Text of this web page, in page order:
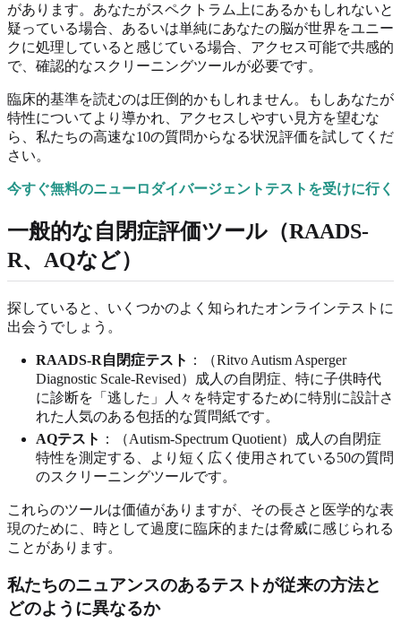
があります。あなたがスペクトラム上にあるかもしれないと
疑っている場合、あるいは単純にあなたの脳が世界をユニー
クに処理していると感じている場合、アクセス可能で共感的
で、確認的なスクリーニングツールが必要です。
臨床的基準を読むのは圧倒的かもしれません。もしあなたが
特性についてより導かれ、アクセスしやすい見方を望むな
ら、私たちの高速な10の質問からなる状況評価を試してくだ
さい。
今すぐ無料のニューロダイバージェントテストを受けに行く
一般的な自閉症評価ツール（RAADS-
R、AQなど）
探していると、いくつかのよく知られたオンラインテストに
出会うでしょう。
RAADS-R自閉症テスト ：（Ritvo Autism Asperger
Diagnostic Scale-Revised）成人の自閉症、特に子供時代
に診断を「逃した」人々を特定するために特別に設計さ
れた人気のある包括的な質問紙です。
AQテスト ：（Autism-Spectrum Quotient）成人の自閉症
特性を測定する、より短く広く使用されている50の質問
のスクリーニングツールです。
これらのツールは価値がありますが、その長さと医学的な表
現のために、時として過度に臨床的または脅威に感じられる
ことがあります。
私たちのニュアンスのあるテストが従来の方法と
どのように異なるか